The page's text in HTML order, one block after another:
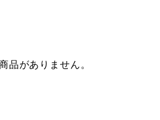
品がありません。